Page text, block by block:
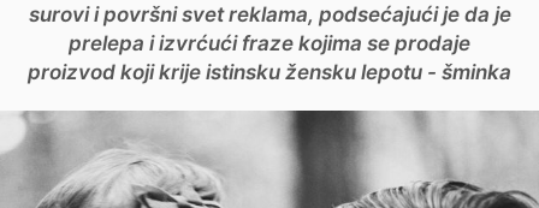
surovi i površni svet reklama, podsećajući je da je
prelepa i izvrćući fraze kojima se prodaje
proizvod koji krije istinsku žensku lepotu - šminka